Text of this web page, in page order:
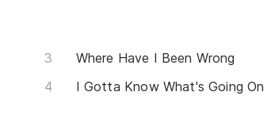
Where Have I Been Wrong
I Gotta Know What's Going On